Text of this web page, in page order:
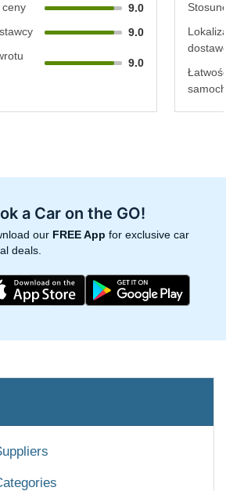
ceny
9.0
9.0
9.0
a Car on the GO!
our FREE App for exclusive car
deals.